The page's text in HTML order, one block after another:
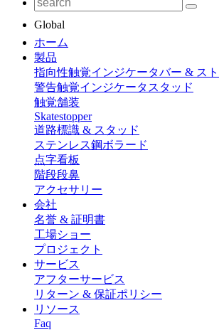
Global
ホーム
製品
指向性触覚インジケータバー & ス
警告触覚インジケータスタッド
触覚舗装
Skatestopper
道路標識 & スタッド
ステンレス鋼ボラード
点字看板
階段段鼻
アクセサリー
会社
名誉 & 証明書
工場ショー
プロジェクト
サービス
アフターサービス
リターン & 保証ポリシー
リソース
Faq